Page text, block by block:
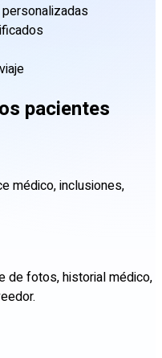
pacientes
médico, inclusiones,
de fotos, historial médico,